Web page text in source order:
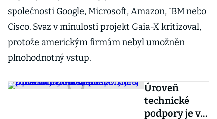
společnosti Google, Microsoft, Amazon, IBM nebo
Cisco. Svaz v minulosti projekt Gaia-X kritizoval,
protože americkým firmám nebyl umožněn
plnohodnotný vstup.
Úroveň
technické
podpory je v